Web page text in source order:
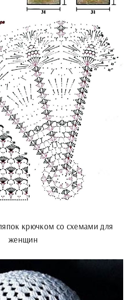
крючком со схемами для
женщин